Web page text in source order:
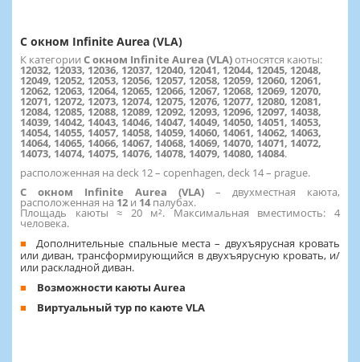
С окном Infinite Aurea (VLA)
К категории С окном Infinite Aurea (VLA)относятся каюты:
12032, 12033, 12036, 12037, 12040, 12041, 12044, 12045, 12048,
12049, 12052, 12053, 12056, 12057, 12058, 12059, 12060, 12061,
12062, 12063, 12064, 12065, 12066, 12067, 12068, 12069, 12070,
12071, 12072, 12073, 12074, 12075, 12076, 12077, 12080, 12081,
12084, 12085, 12088, 12089, 12092, 12093, 12096, 12097, 14038,
14039, 14042, 14043, 14046, 14047, 14049, 14050, 14051, 14053,
14054, 14055, 14057, 14058, 14059, 14060, 14061, 14062, 14063,
14064, 14065, 14066, 14067, 14068, 14069, 14070, 14071, 14072,
14073, 14074, 14075, 14076, 14078, 14079, 14080, 14084.
расположенная на deck 12 – copenhagen, deck 14 – prague.
С окном Infinite Aurea (VLA) – двухместная каюта,
расположенная на 12 и 14палубах.
Площадь каюты ≈ 20 м². Максимальная вместимость: 4
человека.
Дополнительные спальные места – двухъярусная кровать
или диван, трансформирующийся в двухъярусную кровать, и/
или раскладной диван.
Возможности каюты Aurea
Виртуальный тур по каюте VLA